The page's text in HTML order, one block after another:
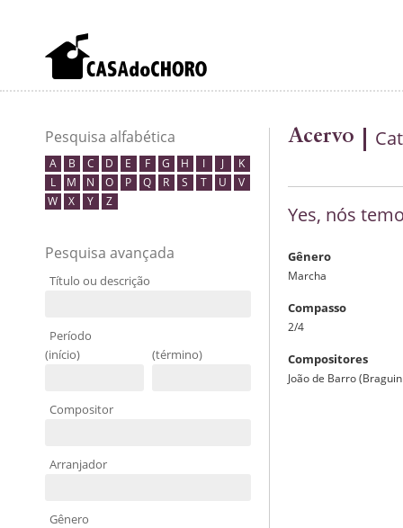
Pesquisa alfabética
A B C D E F G H I J
K
L
M N O P Q R S T U
V
W
X Y Z
Pesquisa avançada
Título ou descrição
Período
(início)
(término)
Compositor
Arranjador
Gênero
Acervo
Yes, nós
Gênero
Marcha
Compasso
2/4
Compositores
João de Barro